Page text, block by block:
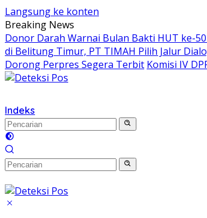
Langsung ke konten
Breaking News
Donor Darah Warnai Bulan Bakti HUT ke-
di Belitung Timur, PT TIMAH Pilih Jalur
Dorong Perpres Segera Terbit Komisi IV
Indeks